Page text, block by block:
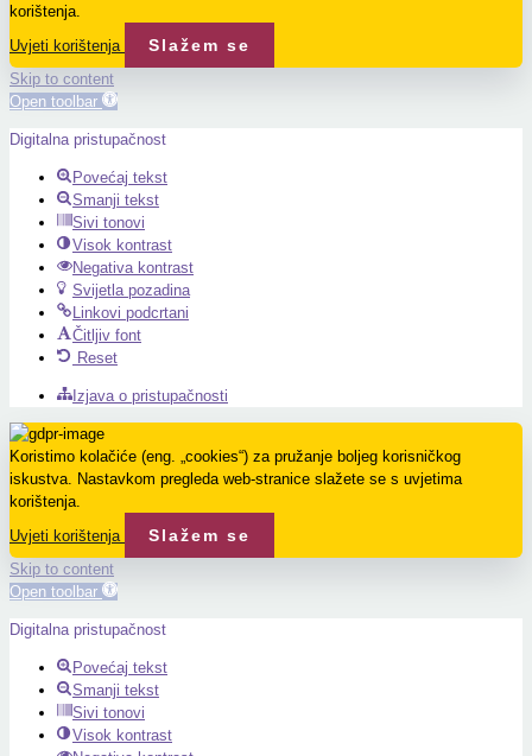
korištenja.
Uvjeti korištenja
Slažem se
Skip to content
Open toolbar
Digitalna pristupačnost
Povećaj tekst
Smanji tekst
Sivi tonovi
Visok kontrast
Negativa kontrast
Svijetla pozadina
Linkovi podcrtani
Čitljiv font
Reset
Izjava o pristupačnosti
Koristimo kolačiće (eng. „cookies“) za pružanje boljeg korisničkog
iskustva. Nastavkom pregleda web-stranice slažete se s uvjetima
korištenja.
Uvjeti korištenja
Slažem se
Skip to content
Open toolbar
Digitalna pristupačnost
Povećaj tekst
Smanji tekst
Sivi tonovi
Visok kontrast